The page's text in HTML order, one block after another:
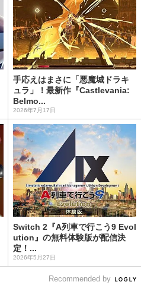
手応えはまさに「悪魔城ドラキ
ュラ」！最新作『Castlevania:
Belmo...
2026年7月17日
Switch 2『A列車で行こう9 Evol
ution』の無料体験版が配信決
定！...
2026年5月27日
Recommended by